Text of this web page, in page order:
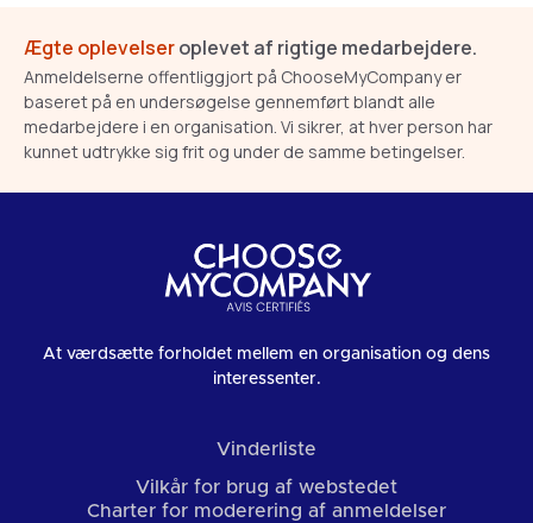
Ægte oplevelseroplevet af rigtige medarbejdere.
Anmeldelserne offentliggjort på ChooseMyCompany er
baseret på en undersøgelse gennemført blandt alle
medarbejdere i en organisation. Vi sikrer, at hver person har
kunnet udtrykke sig frit og under de samme betingelser.
At værdsætte forholdet mellem en organisation og dens
interessenter.
Vinderliste
Vilkår for brug af webstedet
Charter for moderering af anmeldelser